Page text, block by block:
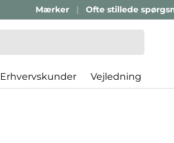
Mærker Ofte stillede
Erhvervskunder Vejledning